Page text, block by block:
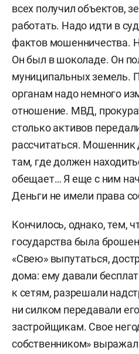
всех получил объектов,
работать. Надо идти в
фактов мошенничества.
Он был в шоколаде. Он
муниципальных земель.
органам надо немного
отношение. МВД,
столько активов
рассчитаться. Мошенник
там, где должен
обещает… Я еще с ним
Деньги не имели права
Кончилось, однако, тем,
государства была
«Свею» выпутаться,
дома: ему давали
к сетям, разрешали
ни силком передавали
застройщикам. Свое
собственником»